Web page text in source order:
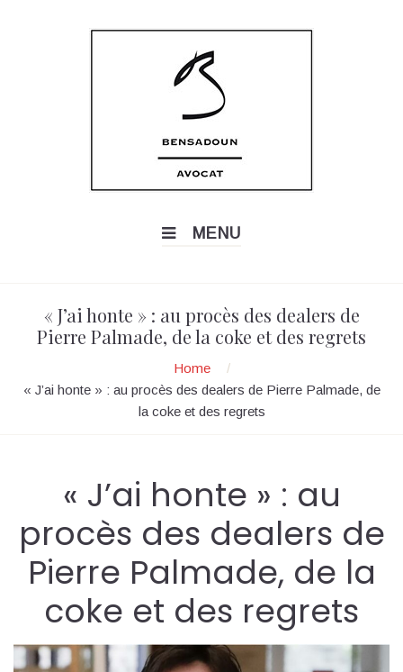
MENU
« J’ai honte » : au procès des dealers de
Pierre Palmade, de la coke et des regrets
Home
/
« J’ai honte » : au procès des dealers de Pierre Palmade, de
la coke et des regrets
« J’ai honte » : au
procès des dealers de
Pierre Palmade, de la
coke et des regrets